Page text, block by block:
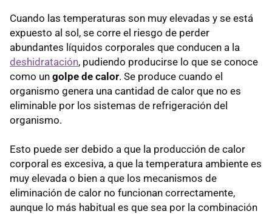
Cuando las temperaturas son muy elevadas y se está
expuesto al sol, se corre el riesgo de perder
abundantes líquidos corporales que conducen a la
deshidratación, pudiendo producirse lo que se conoce
como un golpe de calor. Se produce cuando el
organismo genera una cantidad de calor que no es
eliminable por los sistemas de refrigeración del
organismo.
Esto puede ser debido a que la producción de calor
corporal es excesiva, a que la temperatura ambiente es
muy elevada o bien a que los mecanismos de
eliminación de calor no funcionan correctamente,
aunque lo más habitual es que sea por la combinación